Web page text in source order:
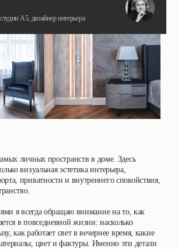
А5, дизайнер интерьера
личных пространств в доме. Здесь
визуальная эстетика интерьера,
приватности и внутреннего спокойствия,
я всегда обращаю внимание на то, как
в повседневной жизни: насколько
как работает свет в вечернее время, какие
цвет и фактуры. Именно эти детали